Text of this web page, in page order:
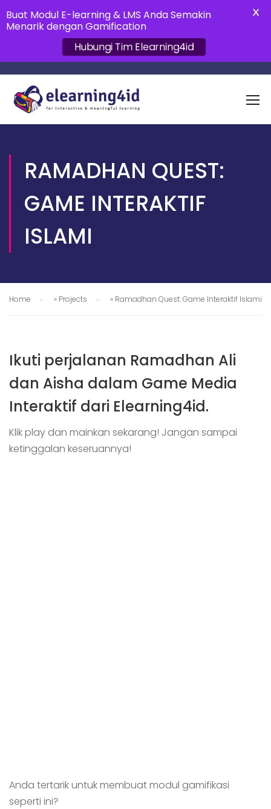
RAMADHAN QUEST:
GAME INTERAKTIF
ISLAMI
Home » Projects » Ramadhan Quest: Game Interaktif Islami
Ikuti perjalanan Ramadhan Ali
dan Aisha dalam Game Media
Interaktif dari Elearning4id.
Klik play dan mainkan sekarang! Jangan sampai
ketinggalan keseruannya!
Anda tertarik untuk membuat modul gamifikasi
seperti ini?
Buat Modul E-learning & LMS Anda Semakin
Menarik dengan Gamification
Hubungi Tim Elearning4id
X